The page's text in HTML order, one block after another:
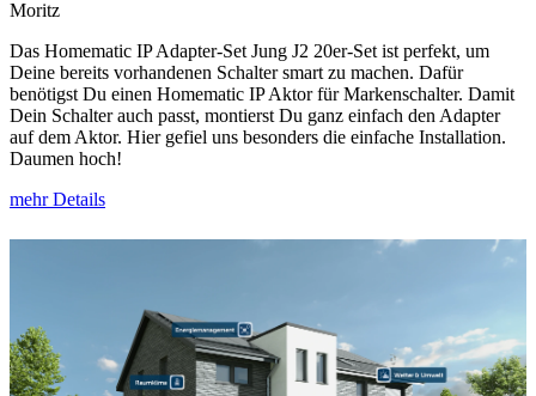
Moritz
Das Homematic IP Adapter-Set Jung J2 20er-Set ist perfekt, um
Deine bereits vorhandenen Schalter smart zu machen. Dafür
benötigst Du einen Homematic IP Aktor für Markenschalter. Damit
Dein Schalter auch passt, montierst Du ganz einfach den Adapter
auf dem Aktor. Hier gefiel uns besonders die einfache Installation.
Daumen hoch!
mehr Details